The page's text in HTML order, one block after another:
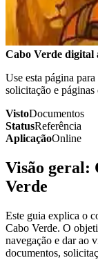
Cabo Verde
Use esta página
solicitação e
VistoDocumentos
StatusReferência
AplicaçãoOnline
Visão geral:
Verde
Este guia explica o
Cabo Verde. O
navegação e dar ao
documentos,